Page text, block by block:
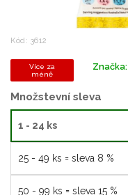
Kód: 3612
Více za
méně
Značka:
Množstevní sleva
1 - 24 ks
25 - 49 ks = sleva 8 %
50 - 99 ks = sleva 15 %